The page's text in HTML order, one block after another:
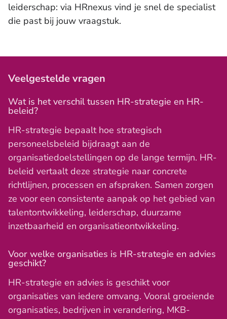
leiderschap: via HRnexus vind je snel de specialist
die past bij jouw vraagstuk.
Veelgestelde vragen
Wat is het verschil tussen HR-strategie en HR-
beleid?
HR-strategie bepaalt hoe strategisch
personeelsbeleid bijdraagt aan de
organisatiedoelstellingen op de lange termijn. HR-
beleid vertaalt deze strategie naar concrete
richtlijnen, processen en afspraken. Samen zorgen
ze voor een consistente aanpak op het gebied van
talentontwikkeling, leiderschap, duurzame
inzetbaarheid en organisatieontwikkeling.
Voor welke organisaties is HR-strategie en advies
geschikt?
HR-strategie en advies is geschikt voor
organisaties van iedere omvang. Vooral groeiende
organisaties, bedrijven in verandering, MKB-